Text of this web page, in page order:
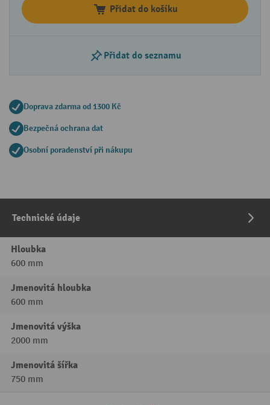
Přidat do košíku
Přidat do seznamu
Doprava zdarma od 1300 Kč
Bezpečná ochrana dat
Osobní poradenství při nákupu
Technické údaje
Hloubka
600 mm
Jmenovitá hloubka
600 mm
Jmenovitá výška
2000 mm
Jmenovitá šířka
750 mm